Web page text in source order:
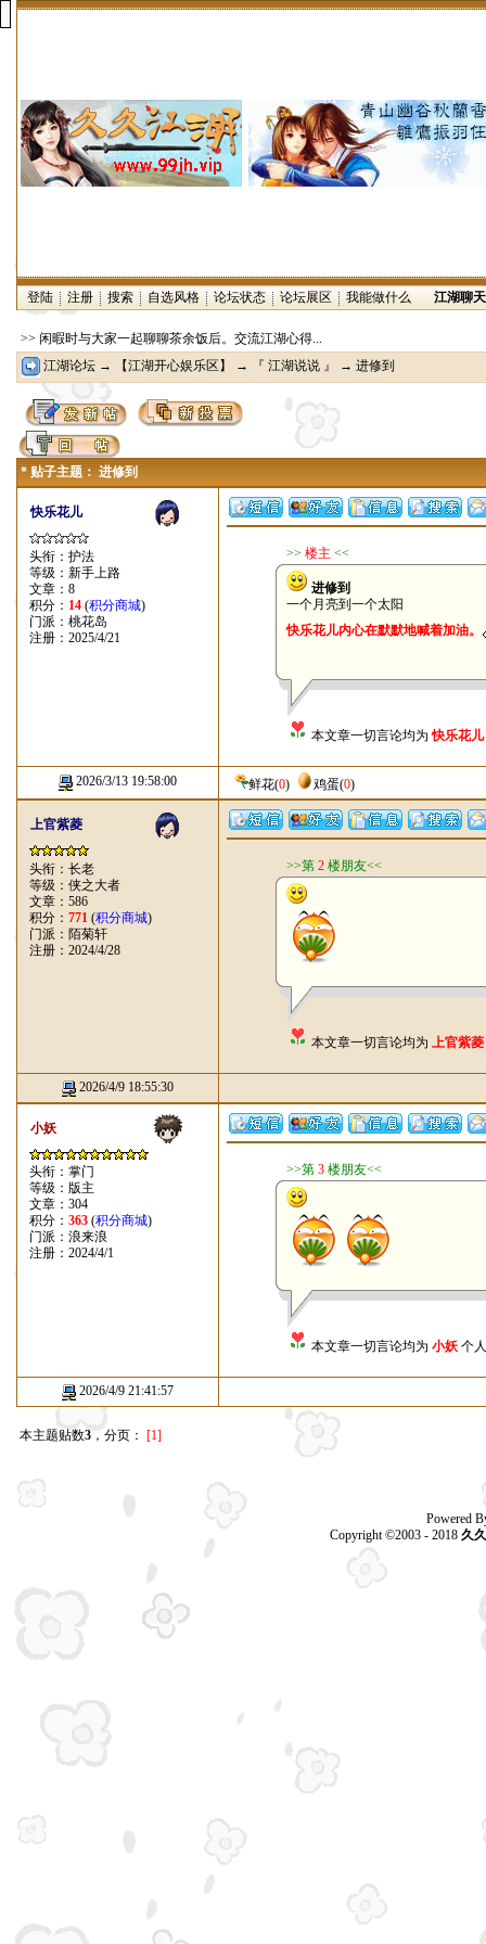
登陆 注册 搜索 自选风格 论坛状态 论坛展区 我能做什么 江湖聊
>> 闲暇时与大家一起聊聊茶余饭后。交流江湖心得...
江湖论坛 → 【江湖开心娱乐区】 → 『 江湖说说 』 → 进修到
* 贴子主题： 进修到
快乐花儿
头衔：护法
等级：新手上路
文章：8
积分： 14 (积分商城)
门派：桃花岛
注册：2025/4/21
>> 楼主 <<
进修到
一个月亮到一个太阳
快乐花儿内心在默默地喊着加油。
本文章一切言论均为快乐花儿
2026/3/13 19:58:00 鲜花(0) 鸡蛋(0)
上官紫菱
头衔：长老
等级：侠之大者
文章：586
积分： 771 (积分商城)
门派：陌菊轩
注册：2024/4/28
>>第 2 楼朋友<<
本文章一切言论均为 上官紫菱
2026/4/9 18:55:30
小妖
头衔：掌门
等级：版主
文章：304
积分： 363 (积分商城)
门派：浪来浪
注册：2024/4/1
>>第 3 楼朋友<<
本文章一切言论均为 小妖 个
2026/4/9 21:41:57
本主题贴数3 ，分页： [1]
Powered
Copyright ©2003 - 2018 久